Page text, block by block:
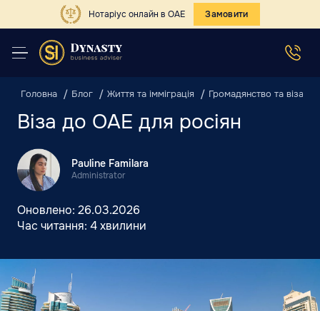
Нотаріус онлайн в ОАЕ Замовити
Головна Блог Життя та імміграція Громадянство та віза
Віза до ОАЕ для росіян
Pauline Familara
Administrator
Оновлено: 26.03.2026
Час читання: 4 хвилини